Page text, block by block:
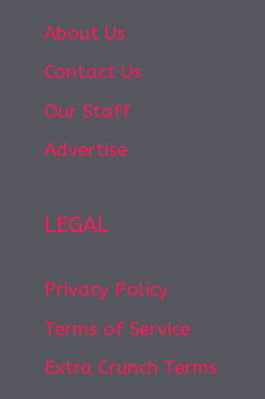
About Us
Contact Us
Our Staff
Advertise
LEGAL
Privacy Policy
Terms of Service
Extra Crunch Terms